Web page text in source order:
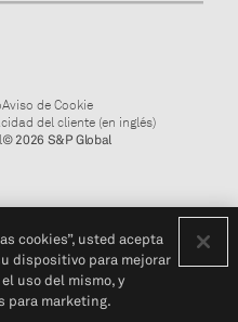
Aviso de Cookie
del cliente (en inglés)
© 2026 S&P Global
cookies”, usted acepta
dispositivo para mejorar
uso del mismo, y
para marketing.